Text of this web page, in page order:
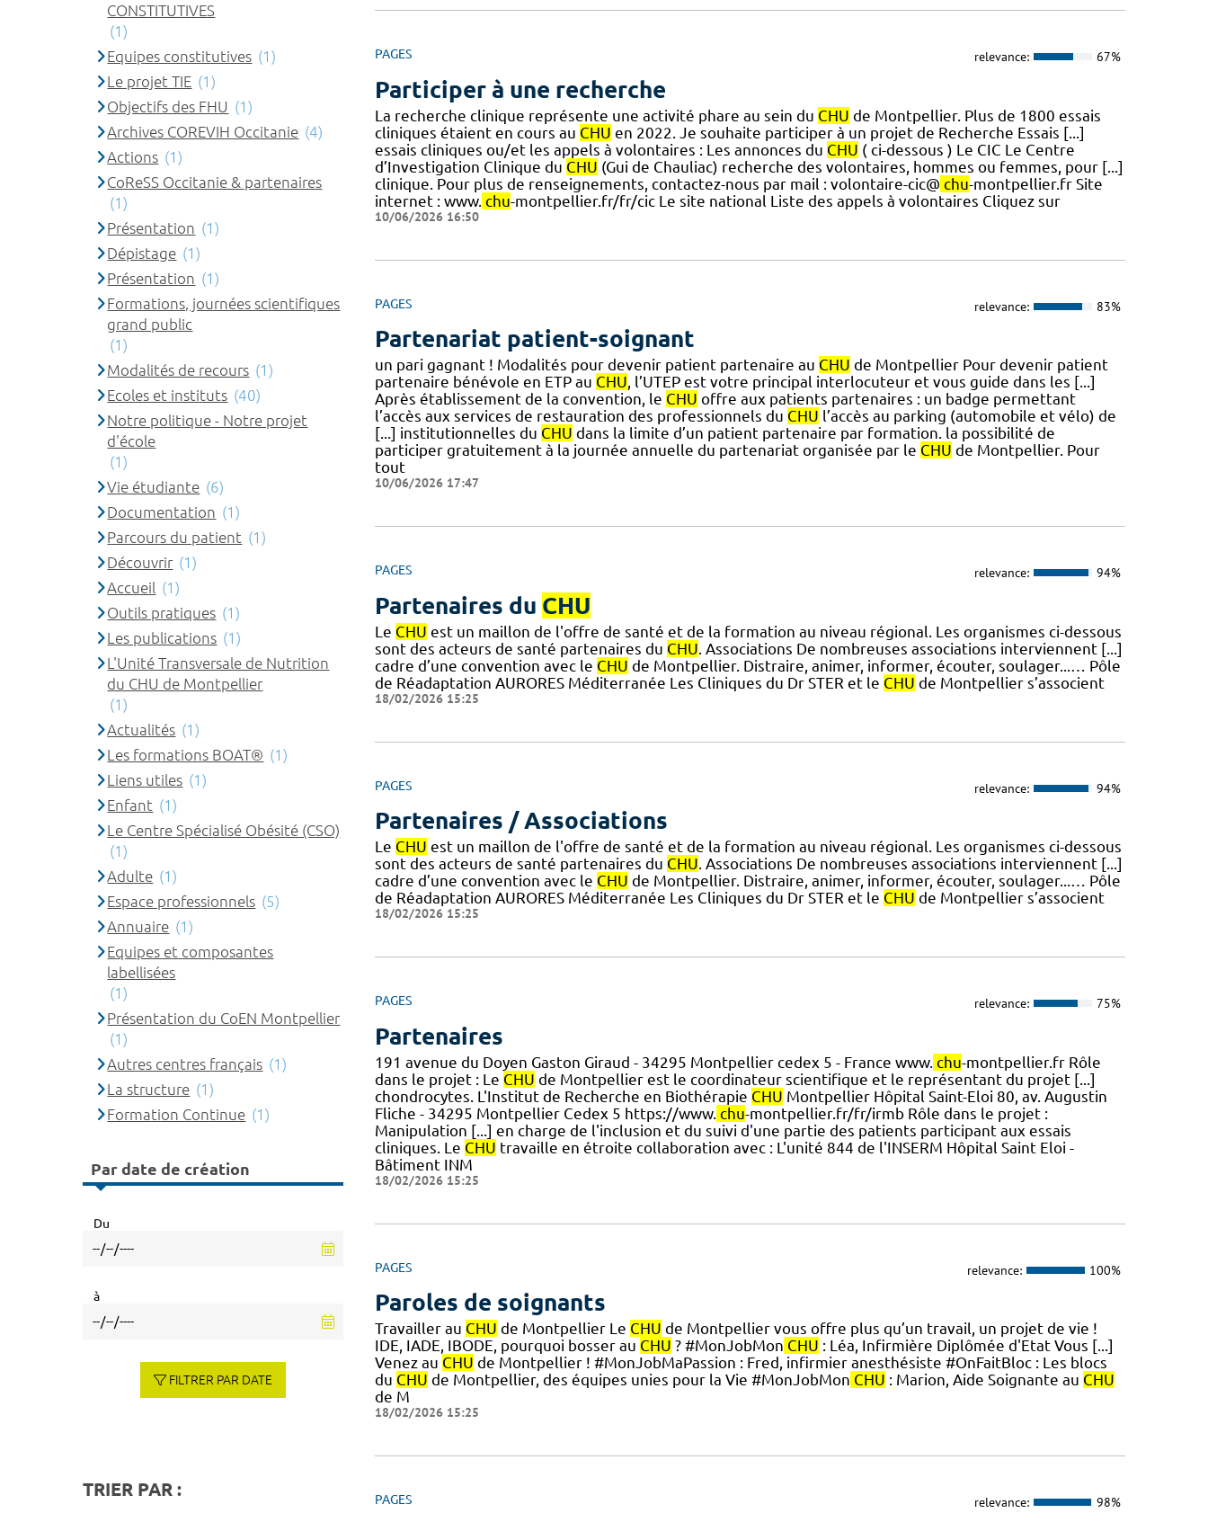
PAGES relevance: 67%
Participer à une recherche
La recherche clinique représente une activité phare au sein du CHU de Montpellier. Plus de 1800 essais
cliniques étaient en cours au CHU en 2022. Je souhaite participer à un projet de Recherche Essais [...]
essais cliniques ou/et les appels à volontaires : Les annonces du CHU ( ci-dessous ) Le CIC Le Centre
d’Investigation Clinique du CHU (Gui de Chauliac) recherche des volontaires, hommes ou femmes, pour [...]
clinique. Pour plus de renseignements, contactez-nous par mail : volontaire-cic@ chu-montpellier.fr Site
internet : www. chu-montpellier.fr/fr/cic Le site national Liste des appels à volontaires Cliquez sur
10/06/2026 16:50
PAGES relevance: 83%
Partenariat patient-soignant
un pari gagnant ! Modalités pour devenir patient partenaire au CHU de Montpellier Pour devenir patient
partenaire bénévole en ETP au CHU, l’UTEP est votre principal interlocuteur et vous guide dans les [...]
Après établissement de la convention, le CHU offre aux patients partenaires : un badge permettant
l’accès aux services de restauration des professionnels du CHU l’accès au parking (automobile et vélo) de
[...] institutionnelles du CHU dans la limite d’un patient partenaire par formation. la possibilité de
participer gratuitement à la journée annuelle du partenariat organisée par le CHU de Montpellier. Pour
tout
10/06/2026 17:47
PAGES relevance: 94%
Partenaires du CHU
Le CHU est un maillon de l'offre de santé et de la formation au niveau régional. Les organismes ci-dessous
sont des acteurs de santé partenaires du CHU. Associations De nombreuses associations interviennent [...]
cadre d’une convention avec le CHU de Montpellier. Distraire, animer, informer, écouter, soulager...… Pôle
de Réadaptation AURORES Méditerranée Les Cliniques du Dr STER et le CHU de Montpellier s’associent
18/02/2026 15:25
PAGES relevance: 94%
Partenaires / Associations
Le CHU est un maillon de l'offre de santé et de la formation au niveau régional. Les organismes ci-dessous
sont des acteurs de santé partenaires du CHU. Associations De nombreuses associations interviennent [...]
cadre d’une convention avec le CHU de Montpellier. Distraire, animer, informer, écouter, soulager...… Pôle
de Réadaptation AURORES Méditerranée Les Cliniques du Dr STER et le CHU de Montpellier s’associent
18/02/2026 15:25
PAGES relevance: 75%
Partenaires
191 avenue du Doyen Gaston Giraud - 34295 Montpellier cedex 5 - France www. chu-montpellier.fr Rôle
dans le projet : Le CHU de Montpellier est le coordinateur scientifique et le représentant du projet [...]
chondrocytes. L'Institut de Recherche en Biothérapie CHU Montpellier Hôpital Saint-Eloi 80, av. Augustin
Fliche - 34295 Montpellier Cedex 5 https://www. chu-montpellier.fr/fr/irmb Rôle dans le projet :
Manipulation [...] en charge de l'inclusion et du suivi d'une partie des patients participant aux essais
cliniques. Le CHU travaille en étroite collaboration avec : L'unité 844 de l'INSERM Hôpital Saint Eloi -
Bâtiment INM
18/02/2026 15:25
PAGES relevance: 100%
Paroles de soignants
Travailler au CHU de Montpellier Le CHU de Montpellier vous offre plus qu’un travail, un projet de vie !
IDE, IADE, IBODE, pourquoi bosser au CHU ? #MonJobMon CHU : Léa, Infirmière Diplômée d'Etat Vous [...]
Venez au CHU de Montpellier ! #MonJobMaPassion : Fred, infirmier anesthésiste #OnFaitBloc : Les blocs
du CHU de Montpellier, des équipes unies pour la Vie #MonJobMon CHU : Marion, Aide Soignante au CHU
de M
18/02/2026 15:25
PAGES relevance: 98%
CONSTITUTIVES
(1)
Equipes constitutives (1)
Le projet TIE (1)
Objectifs des FHU (1)
Archives COREVIH Occitanie (4)
Actions (1)
CoReSS Occitanie & partenaires
(1)
Présentation (1)
Dépistage (1)
Présentation (1)
Formations, journées scientifiques
grand public
(1)
Modalités de recours (1)
Ecoles et instituts (40)
Notre politique - Notre projet
d'école
(1)
Vie étudiante (6)
Documentation (1)
Parcours du patient (1)
Découvrir (1)
Accueil (1)
Outils pratiques (1)
Les publications (1)
L'Unité Transversale de Nutrition
du CHU de Montpellier
(1)
Actualités (1)
Les formations BOAT® (1)
Liens utiles (1)
Enfant (1)
Le Centre Spécialisé Obésité (CSO)
(1)
Adulte (1)
Espace professionnels (5)
Annuaire (1)
Equipes et composantes
labellisées
(1)
Présentation du CoEN Montpellier
(1)
Autres centres français (1)
La structure (1)
Formation Continue (1)
Par date de création
Du
à
FILTRER PAR DATE
TRIER PAR :